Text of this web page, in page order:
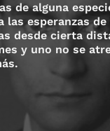
de alguna
las esperanzas
desde cierta
y uno no se